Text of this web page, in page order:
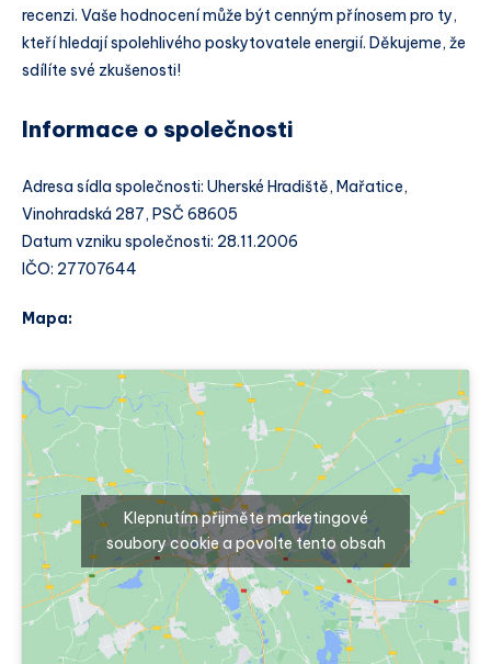
recenzi. Vaše hodnocení může být cenným přínosem pro ty,
kteří hledají spolehlivého poskytovatele energií. Děkujeme, že
sdílíte své zkušenosti!
Informace o společnosti
Adresa sídla společnosti: Uherské Hradiště, Mařatice,
Vinohradská 287, PSČ 68605
Datum vzniku společnosti: 28.11.2006
IČO: 27707644
Mapa:
Klepnutím přijměte marketingové
soubory cookie a povolte tento obsah